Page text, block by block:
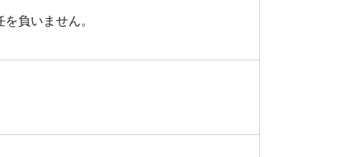
負いません。